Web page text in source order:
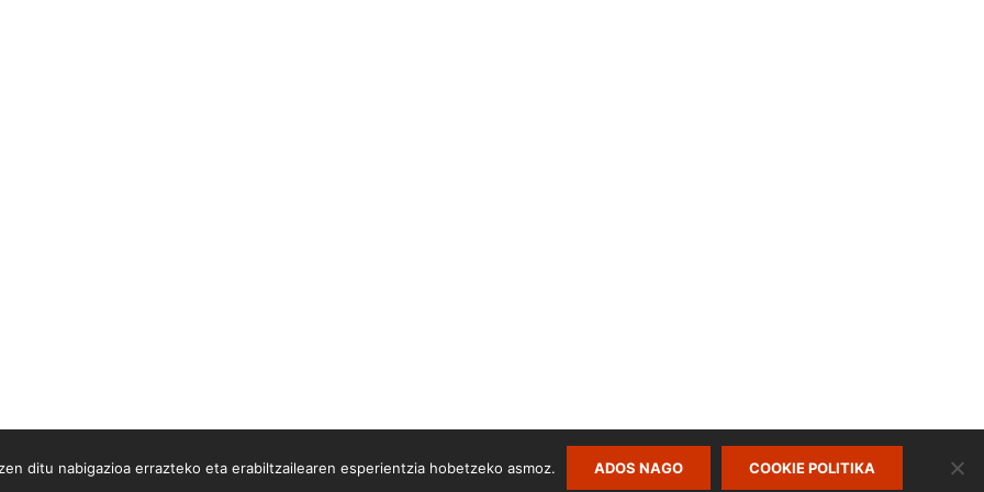
ditu nabigazioa errazteko eta erabiltzailearen esperientzia hobetzeko asmoz. ADOS NAGO COOKIE POLITIKA